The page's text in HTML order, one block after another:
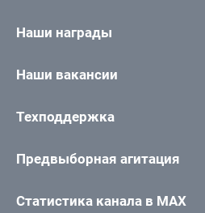
Наши награды
Наши вакансии
Техподдержка
Предвыборная агитация
Статистика канала в MAX